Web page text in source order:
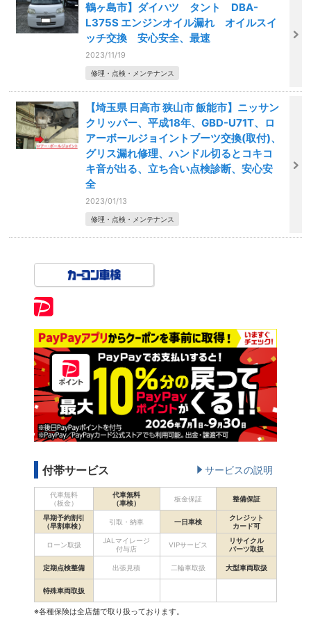
鶴ヶ島市】ダイハツ タント DBA-
L375S エンジンオイル漏れ オイルスイ
ッチ交換 安心安全、最速
2023/11/19
修理・点検・メンテナンス
【埼玉県 日高市 狭山市 飯能市】ニッサン
クリッパー、平成18年、GBD-U71T、ロ
アーボールジョイントブーツ交換(取付)、
グリス漏れ修理、ハンドル切るとコキコ
キ音が出る、立ち合い点検診断、安心安
全
2023/01/13
修理・点検・メンテナンス
付帯サービス サービスの説明
代車無料
（板金）
代車無料
（車検）
板金保証 整備保証
早期予約割引
（早割車検）
引取・納車 一日車検
クレジット
カード可
ローン取扱
JALマイレージ
付与店
VIPサービス
リサイクル
パーツ取扱
定期点検整備 出張見積 二輪車取扱 大型車両取扱
特殊車両取扱
※各種保険は全店舗で取り扱っております。